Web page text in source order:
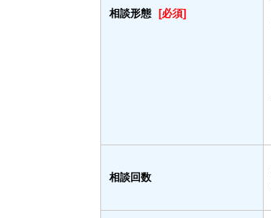
相談形態 [必須]
相談回数